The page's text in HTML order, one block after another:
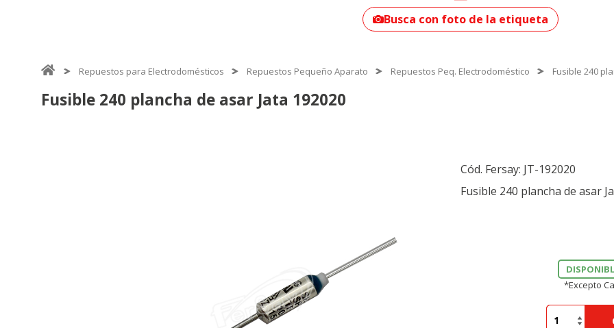
Busca con foto de la etiqueta
Repuestos para Electrodomésticos Repuestos Pequeño Aparato Repuestos Peq. Electrodoméstico Fusible 240
Fusible 240 plancha de asar Jata 192020
Cód. Fersay: JT-192020
Fusible 240 plancha de asar
*Excepto